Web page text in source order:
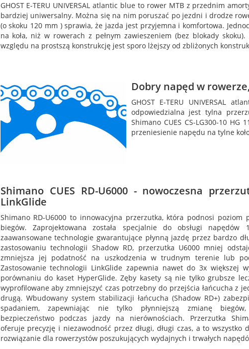
GHOST E-TERU UNIVERSAL atlantic blue to rower MTB z przednim
bardziej uniwersalny. Można się na nim poruszać po jezdni i drodze
(o skoku 120 mm ) sprawia, że jazda jest przyjemna i komfortowa.
na koła, niż w rowerach z pełnym zawieszeniem (bez blokady skoku).
względu na prostszą konstrukcję jest sporo lżejszy od zbliżonych
Dobry napęd w
GHOST E-TERU UNIVERSAL
odpowiedzialna jest tylna
Shimano CUES CS-LG300-10
przeniesienie napędu na tylne
Shimano CUES RD-U6000 - nowoczesna
LinkGlide
Shimano RD-U6000 to innowacyjna przerzutka, która podnosi poziom
biegów. Zaprojektowana została specjalnie do obsługi napędów
zaawansowane technologie gwarantujące płynną jazdę przez bardzo
zastosowaniu technologii Shadow RD, przerzutka U6000 mniej
zmniejsza jej podatność na uszkodzenia w trudnym terenie lub
Zastosowanie technologii LinkGlide zapewnia nawet do 3x większej
porównaniu do kaset HyperGlide. Zęby kasety są nie tylko grubsze
wyprofilowane aby zmniejszyć czas potrzebny do przejścia łańcucha z
drugą. Wbudowany system stabilizacji łańcucha (Shadow RD+)
spadaniem, zapewniając nie tylko płynniejszą zmianę
bezpieczeństwo podczas jazdy na nierównościach. Przerzutka
oferuje precyzję i niezawodność przez długi, długi czas, a to wszystko
rozwiązanie dla rowerzystów poszukujących wydajnych i trwałych